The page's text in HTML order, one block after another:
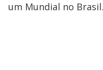
um Mundial no